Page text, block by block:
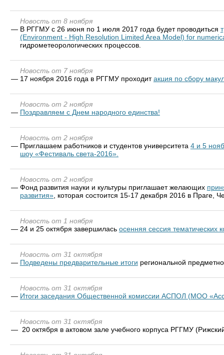
Новость от 8 ноября
— В РГГМУ с 26 июня по 1 июля 2017 года будет проводиться
(Environment - High Resolution Limited Area Model) for
гидрометеорологических процессов.
Новость от 7 ноября
— 17 ноября 2016 года в РГГМУ проходитакция по сбору
Новость от 2 ноября
— Поздравляем с Днем народного единства!
Новость от 2 ноября
— Приглашаем работников и студентов университета 4 и 5
шоу «Фестиваль света-2016».
Новость от 2 ноября
— Фонд развития науки и культуры приглашает желающих
развития» , которая состоится 15-17 декабря 2016 в Праге,
Новость от 1 ноября
— 24 и 25 октября завершилась осенняя сессия
Новость от 31 октября
— Подведены предварительные итоги региональной
Новость от 31 октября
— Итоги заседания Общественной комиссии АСПОЛ (МОО
Новость от 31 октября
— 20 октября в актовом зале учебного корпуса РГГМУ